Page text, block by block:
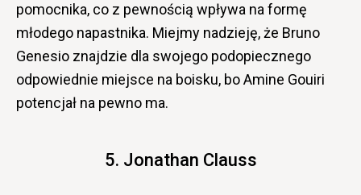
pomocnika, co z pewnością wpływa na formę
młodego napastnika. Miejmy nadzieję, że Bruno
Genesio znajdzie dla swojego podopiecznego
odpowiednie miejsce na boisku, bo Amine Gouiri
potencjał na pewno ma.
5. Jonathan Clauss